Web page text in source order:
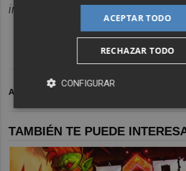
informado.
Suscríbetegratis al
ARCHIVADO EN
TAMBIÉN TE PUEDE
ACEPTAR TODO
RECHAZAR TODO
CONFIGURAR